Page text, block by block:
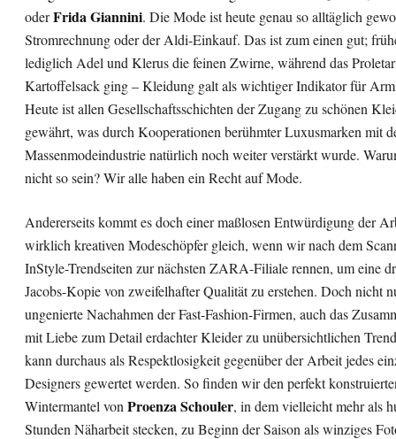
oderFrida Giannini. Die Mode ist heute genau so alltäglich
Stromrechnung oder der Aldi-Einkauf. Das ist zum einen gut;
lediglich Adel und Klerus die feinen Zwirne, während das
Kartoffelsack ging – Kleidung galt als wichtiger Indikator für
Heute ist allen Gesellschaftsschichten der Zugang zu schönen
gewährt, was durch Kooperationen berühmter Luxusmarken mit
Massenmodeindustrie natürlich noch weiter verstärkt wurde.
nicht so sein? Wir alle haben ein Recht auf Mode.
Andererseits kommt es doch einer maßlosen Entwürdigung der
wirklich kreativen Modeschöpfer gleich, wenn wir nach dem
InStyle-Trendseiten zur nächsten ZARA-Filiale rennen, um eine
Jacobs-Kopie von zweifelhafter Qualität zu erstehen. Doch nicht
ungenierte Nachahmen der Fast-Fashion-Firmen, auch das
mit Liebe zum Detail erdachter Kleider zu unübersichtlichen
kann durchaus als Respektlosigkeit gegenüber der Arbeit jedes
Designers gewertet werden. So finden wir den perfekt
Wintermantel von Proenza Schouler, in dem vielleicht mehr als
Stunden Näharbeit stecken, zu Beginn der Saison als winziges